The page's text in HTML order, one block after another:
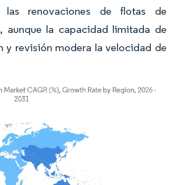
las renovaciones de flotas de
aunque la capacidad limitada de
y revisión modera la velocidad de